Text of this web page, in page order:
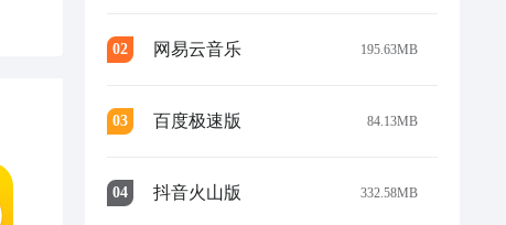
02 网易云音乐 195.63MB
03 百度极速版 84.13MB
04 抖音火山版 332.58MB